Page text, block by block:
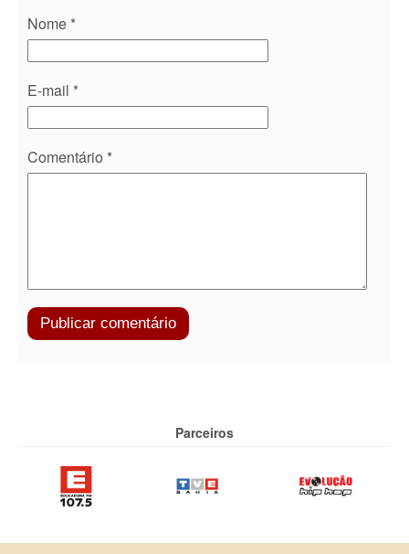
Nome *
E-mail *
Comentário *
Parceiros